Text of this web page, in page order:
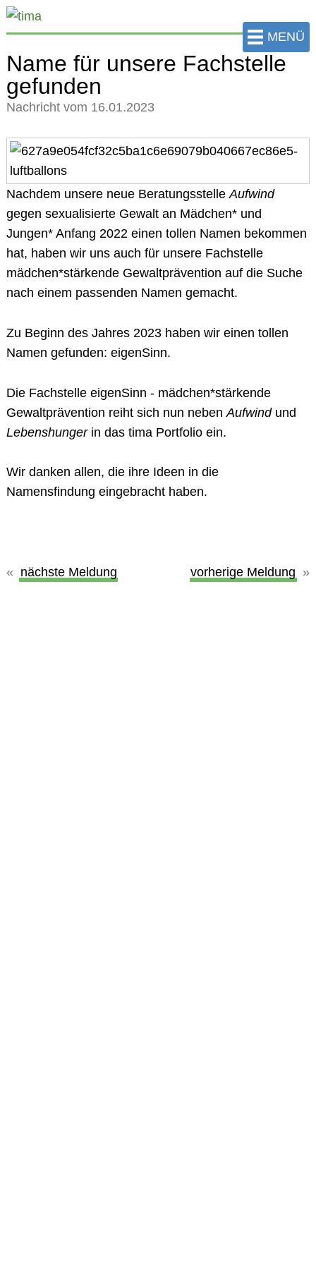
zum
Hauptinhalt
Seite
springen
MENÜ
Name für unsere Fachstelle
gefunden
Nachricht vom 16.01.2023
Nachdem unsere neue BeratungsstelleAufwind
gegen sexualisierte Gewalt an Mädchen* und
Jungen* Anfang 2022 einen tollen Namen bekommen
hat, haben wir uns auch für unsere Fachstelle
mädchen*stärkende Gewaltprävention auf die Suche
nach einem passenden Namen gemacht.
Zu Beginn des Jahres 2023 haben wir einen tollen
Namen gefunden: eigenSinn.
Die Fachstelle eigenSinn - mädchen*stärkende
Gewaltprävention reiht sich nun neben Aufwindund
Lebenshungerin das tima Portfolio ein.
Wir danken allen, die ihre Ideen in die
Namensfindung eingebracht haben.
vorherige Meldung
nächste Meldung